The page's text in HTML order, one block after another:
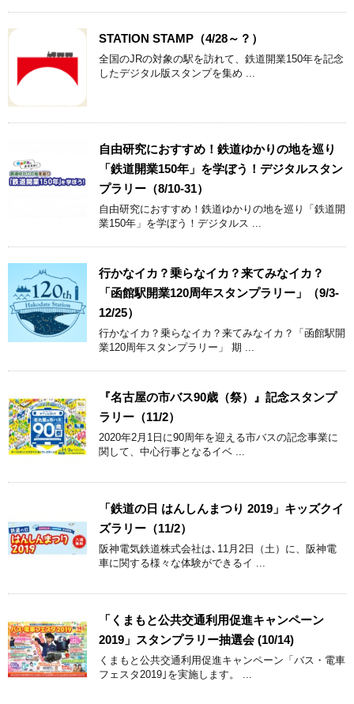
STATION STAMP（4/28～？）
全国のJRの対象の駅を訪れて、鉄道開業150年を記念
したデジタル版スタンプを集め ...
自由研究におすすめ！鉄道ゆかりの地を巡り
「鉄道開業150年」を学ぼう！デジタルスタン
プラリー（8/10-31）
自由研究におすすめ！鉄道ゆかりの地を巡り「鉄道開
業150年」を学ぼう！デジタルス ...
行かなイカ？乗らなイカ？来てみなイカ？
「函館駅開業120周年スタンプラリー」（9/3-
12/25）
行かなイカ？乗らなイカ？来てみなイカ？「函館駅開
業120周年スタンプラリー」 期 ...
『名古屋の市バス90歳（祭）』記念スタンプ
ラリー（11/2）
2020年2月1日に90周年を迎える市バスの記念事業に
関して、中心行事となるイベ ...
「鉄道の日 はんしんまつり 2019」キッズクイ
ズラリー（11/2）
阪神電気鉄道株式会社は､11月2日（土）に、阪神電
車に関する様々な体験ができるイ ...
「くまもと公共交通利用促進キャンペーン
2019」スタンプラリー抽選会 (10/14)
くまもと公共交通利用促進キャンペーン「バス・電車
フェスタ2019｣を実施します。 ...